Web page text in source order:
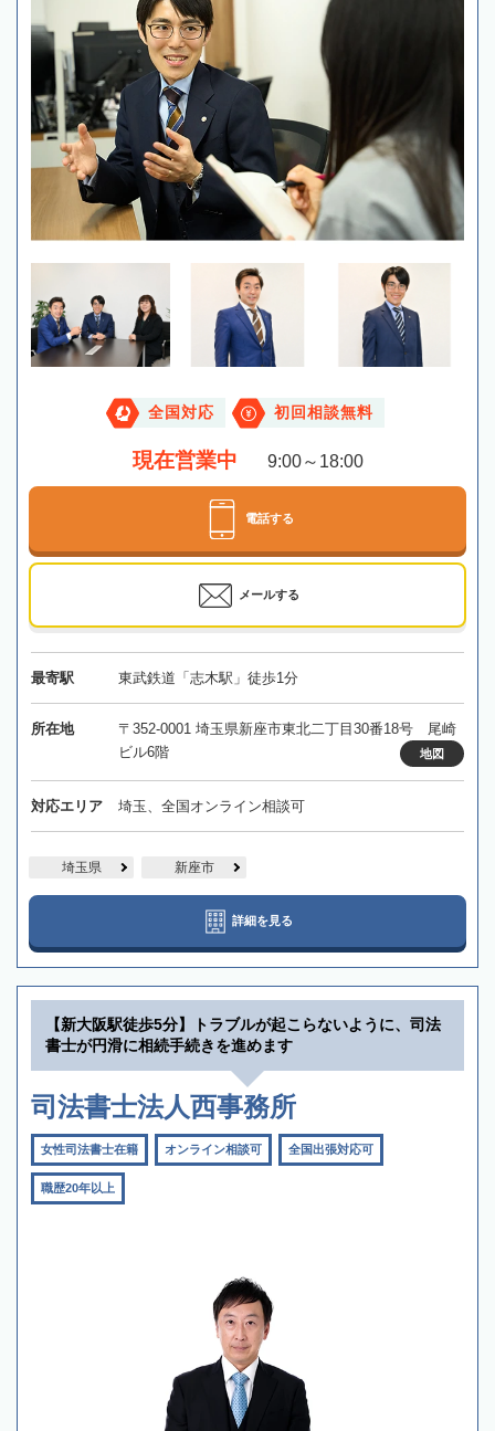
全国対応 初回相談無料
現在営業中 9:00～18:00
電話する
メールする
最寄駅 東武鉄道「志木駅」徒歩1分
所在地
〒352-0001 埼玉県新座市東北二丁目30番18号 尾崎
ビル6階
地図
対応エリア 埼玉、全国オンライン相談可
埼玉県 新座市
詳細を見る
【新大阪駅徒歩5分】トラブルが起こらないように、司法
書士が円滑に相続手続きを進めます
司法書士法人西事務所
女性司法書士在籍 オンライン相談可 全国出張対応可
職歴20年以上